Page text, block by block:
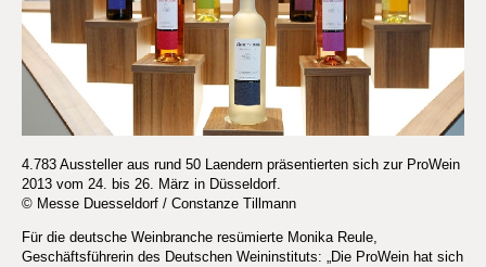
4.783 Aussteller aus rund 50 Laendern präsentierten sich zur ProWein
2013 vom 24. bis 26. März in Düsseldorf.
© Messe Duesseldorf / Constanze Tillmann
Für die deutsche Weinbranche resümierte Monika Reule,
Geschäftsführerin des Deutschen Weininstituts: „Die ProWein hat sich